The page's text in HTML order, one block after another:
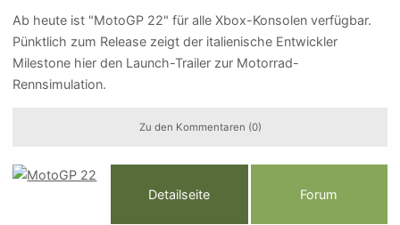
Ab heute ist "MotoGP 22" für alle Xbox-Konsolen verfügbar.
Pünktlich zum Release zeigt der italienische Entwickler
Milestone hier den Launch-Trailer zur Motorrad-
Rennsimulation.
Zu den Kommentaren (0)
Detailseite Forum